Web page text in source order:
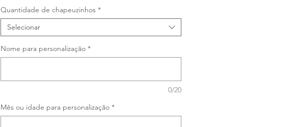
Quantidade de chapeuzinhos *
Selecionar
Nome para personalização *
0/20
Mês ou idade para personalização *